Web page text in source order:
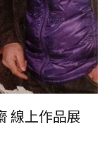
線上作品展